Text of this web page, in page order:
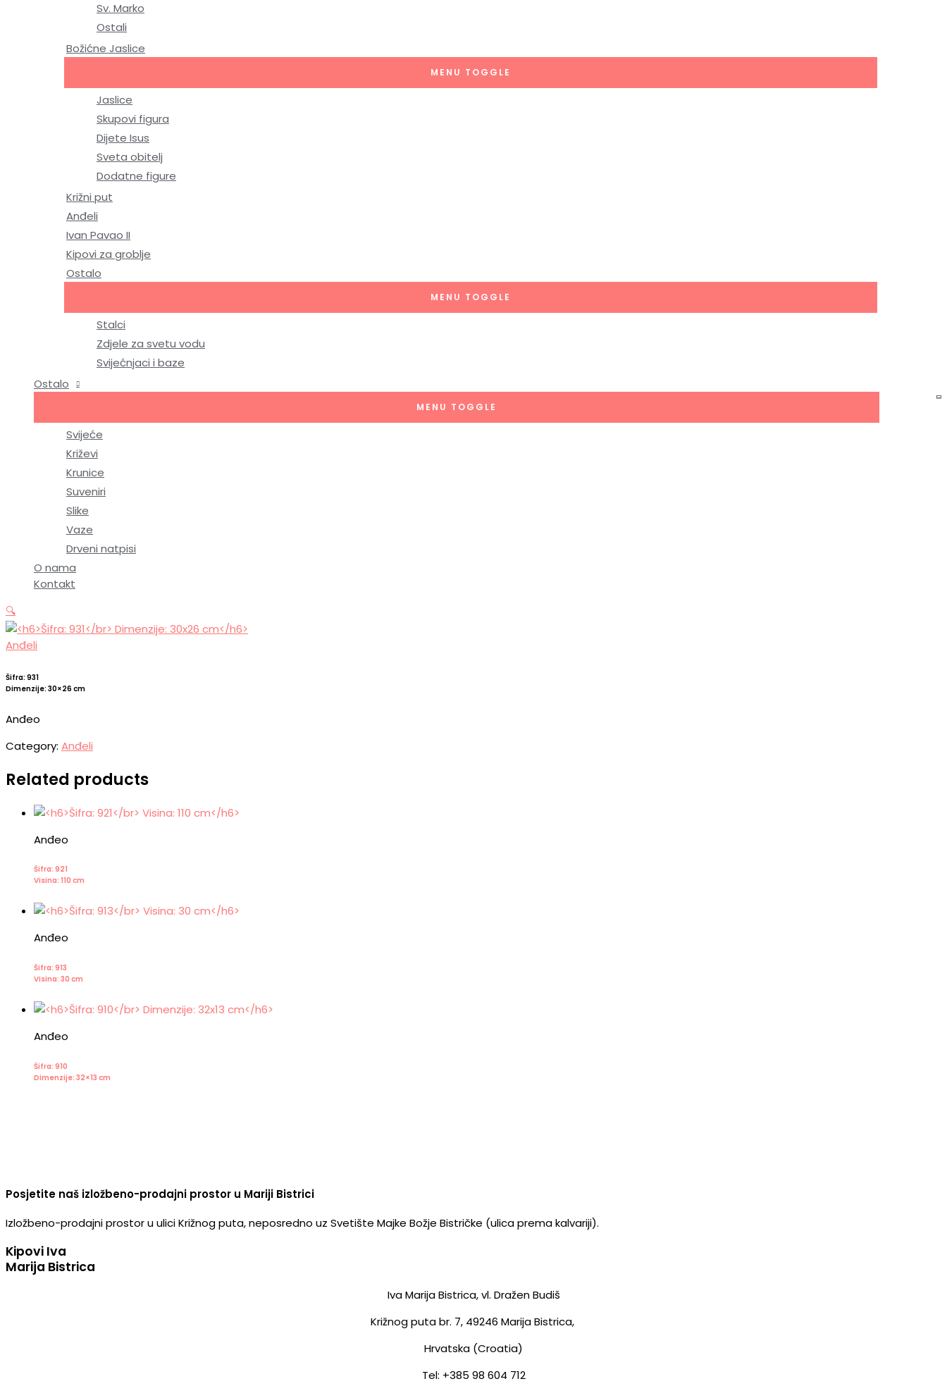
Sv. Marko
Ostali
Božićne Jaslice
MENU TOGGLE
Jaslice
Skupovi figura
Dijete Isus
Sveta obitelj
Dodatne figure
Križni put
Anđeli
Ivan Pavao II
Kipovi za groblje
Ostalo
MENU TOGGLE
Stalci
Zdjele za svetu vodu
Svijećnjaci i baze
Ostalo
MENU TOGGLE
Svijeće
Križevi
Krunice
Suveniri
Slike
Vaze
Drveni natpisi
O nama
Kontakt
🔍
Anđeli
Šifra: 931
Dimenzije: 30×26 cm
Anđeo
Category: Anđeli
Related products
Anđeo
Šifra: 921
Visina: 110 cm
Anđeo
Šifra: 913
Visina: 30 cm
Anđeo
Šifra: 910
Dimenzije: 32×13 cm
Posjetite naš izložbeno-prodajni prostor u Mariji Bistrici
Izložbeno-prodajni prostor u ulici Križnog puta, neposredno uz Svetište Majke Božje Bistričke (ulica prema kalvariji).
Kipovi Iva
Marija Bistrica
Iva Marija Bistrica, vl. Dražen Budiš
Križnog puta br. 7, 49246 Marija Bistrica,
Hrvatska (Croatia)
Tel: +385 98 604 712